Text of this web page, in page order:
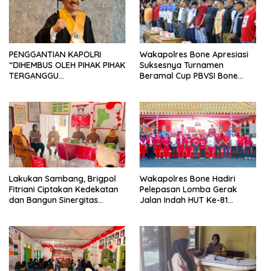
PENGGANTIAN KAPOLRI
“DIHEMBUS OLEH PIHAK PIHAK
TERGANGGU
Wakapolres Bone Apresiasi
Suksesnya Turnamen
Beramal Cup PBVSI Bone
Lakukan Sambang, Brigpol
Fitriani Ciptakan Kedekatan
dan Bangun Sinergitas
Wakapolres Bone Hadiri
Pelepasan Lomba Gerak
Jalan Indah HUT Ke-81